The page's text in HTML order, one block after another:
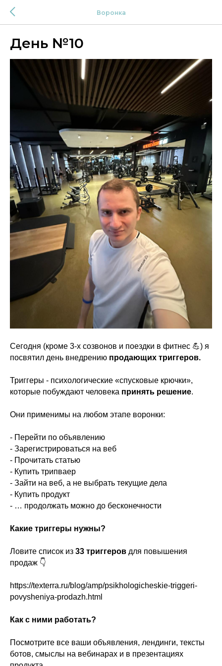
Воронка
День №10
Сегодня (кроме 3-х созвонов и поездки в фитнес 💪) я
посвятил день внедрению продающих триггеров.
Триггеры - психологические «спусковые крючки»,
которые побуждают человека принять решение.
Они применимы на любом этапе воронки:
- Перейти по объявлению
- ⁠Зарегистрироваться на веб
- ⁠Прочитать статью
- ⁠Купить трипваер
- ⁠Зайти на веб, а не выбрать текущие дела
- ⁠Купить продукт
- ⁠… продолжать можно до бесконечности
Какие триггеры нужны?
Ловите список из 33 триггеров для повышения
продаж 👇
https://texterra.ru/blog/amp/psikhologicheskie-triggeri-
povysheniya-prodazh.html
Как с ними работать?
Посмотрите все ваши объявления, лендинги, тексты
ботов, смыслы на вебинарах и в презентациях